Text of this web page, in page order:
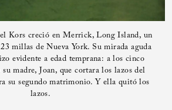
Kors creció en Merrick, Long Island, un
millas de Nueva York. Su mirada aguda
evidente a edad temprana: a los cinco
su madre, Joan, que cortara los lazos del
su segundo matrimonio. Y ella quitó los
lazos.